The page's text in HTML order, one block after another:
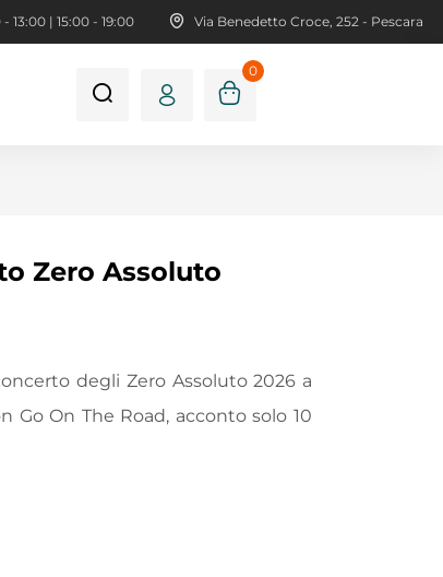
13:00 | 15:00 - 19:00 Via Benedetto Croce, 252 - Pescara
0
Zero Assoluto
degli Zero Assoluto 2026 a
Go On The Road, acconto solo 10